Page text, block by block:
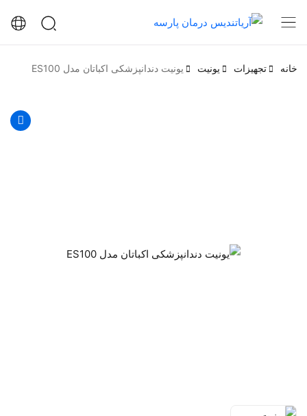
خانه تجهیزات یونیت یونیت دندانپزشکی اکباتان مدل ES100